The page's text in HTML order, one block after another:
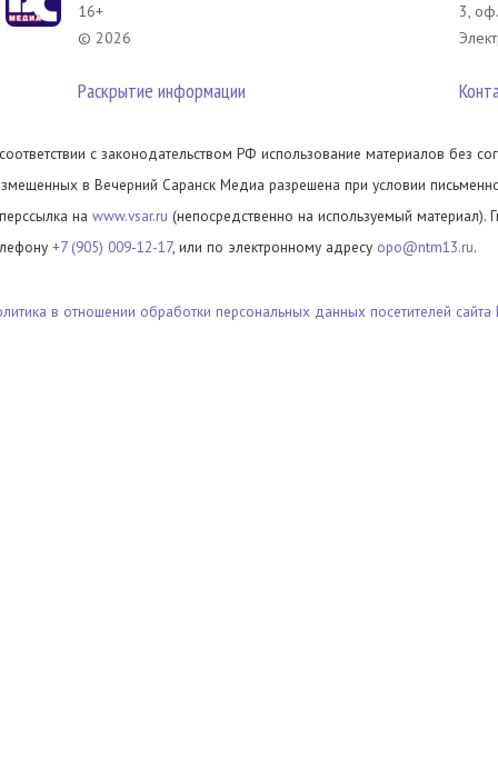
16+
© 2026
Раскрытие информации
3,
с законодательством РФ использование материалов без
в Вечерний Саранск Медиа разрешена при условии
на www.vsar.ru (непосредственно на используемый материал).
+7 (905) 009-12-17, или по электронному адресу opo@ntm13.ru.
в отношении обработки персональных данных посетителей